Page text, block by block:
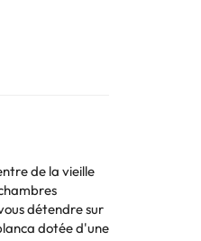
de la vieille
détendre sur
dotée d'une